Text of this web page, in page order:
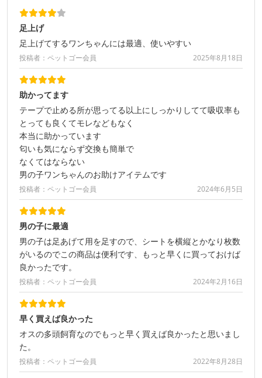
足上げ
足上げてするワンちゃんには最適、使いやすい
投稿者：ペットゴー会員 2025年8月18日
助かってます
テープで止める所が思ってる以上にしっかりしてて吸収率も
とっても良くてモレなどもなく
本当に助かっています
匂いも気にならず交換も簡単で
なくてはならない
男の子ワンちゃんのお助けアイテムです
投稿者：ペットゴー会員 2024年6月5日
男の子に最適
男の子は足あげて用を足すので、シートを横縦とかなり枚数
がいるのでこの商品は便利です、もっと早くに買っておけば
良かったです。
投稿者：ペットゴー会員 2024年2月16日
早く買えば良かった
オスの多頭飼育なのでもっと早く買えば良かったと思いまし
た。
投稿者：ペットゴー会員 2022年8月28日